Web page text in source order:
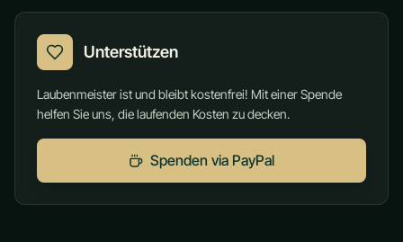
Unterstützen
Laubenmeister ist und bleibt kostenfrei! Mit einer Spende
helfen Sie uns, die laufenden Kosten zu decken.
Spenden via PayPal